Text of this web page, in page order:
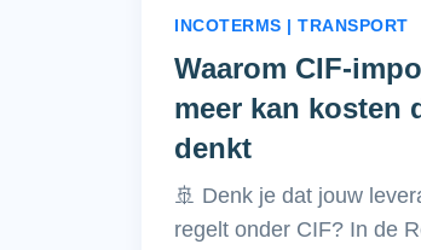
INCOTERMS | TRANSPORT
Waarom CIF-
meer kan kosten
denkt
🚢 Denk je dat jouw
regelt onder CIF? In de